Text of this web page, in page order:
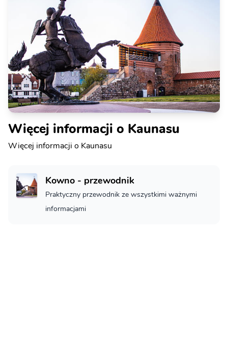
Więcej informacji o Kaunasu
Więcej informacji o Kaunasu
Kowno - przewodnik
Praktyczny przewodnik ze wszystkimi ważnymi
informacjami